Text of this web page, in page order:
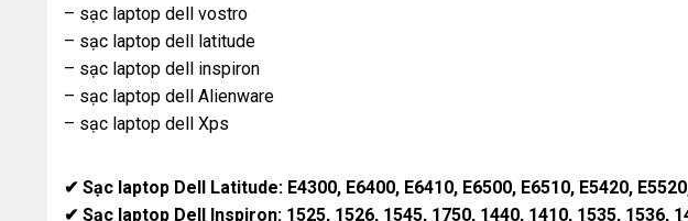
– sạc laptop dell vostro
– sạc laptop dell latitude
– sạc laptop dell inspiron
– sạc laptop dell Alienware
– sạc laptop dell Xps
✔ Sạc laptop Dell Latitude: E4300, E6400, E6410, E6500, E6510, E5420,
✔ Sạc laptop Dell Inspiron: 1525, 1526, 1545, 1750, 1440, 1410, 1535, 1536,